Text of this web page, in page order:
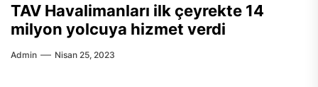
TAV Havalimanları ilk çeyrekte 14
milyon yolcuya hizmet verdi
Admin Nisan 25, 2023